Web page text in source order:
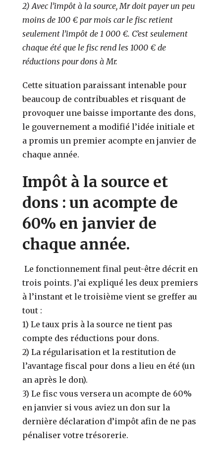
2) Avec l’impôt à la source, Mr doit payer un peu
moins de 100 € par mois car le fisc retient
seulement l’impôt de 1 000 €. C’est seulement
chaque été que le fisc rend les 1000 € de
réductions pour dons à Mr.
Cette situation paraissant intenable pour
beaucoup de contribuables et risquant de
provoquer une baisse importante des dons,
le gouvernement a modifié l’idée initiale et
a promis un premier acompte en janvier de
chaque année.
Impôt à la source et
dons : un acompte de
60% en janvier de
chaque année.
Le fonctionnement final peut-être décrit en
trois points. J’ai expliqué les deux premiers
à l’instant et le troisième vient se greffer au
tout :
1) Le taux pris à la source ne tient pas
compte des réductions pour dons.
2) La régularisation et la restitution de
l’avantage fiscal pour dons a lieu en été (un
an après le don).
3) Le fisc vous versera un acompte de 60%
en janvier si vous aviez un don sur la
dernière déclaration d’impôt afin de ne pas
pénaliser votre trésorerie.